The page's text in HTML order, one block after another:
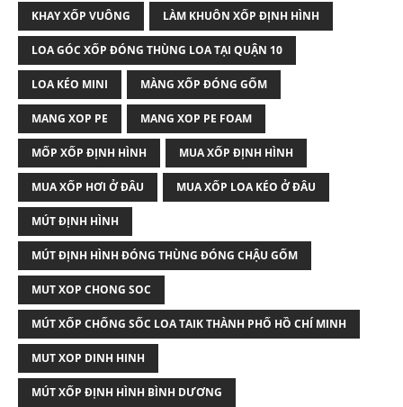
KHAY XỐP VUÔNG LÀM KHUÔN XỐP ĐỊNH HÌNH
LOA GÓC XỐP ĐÓNG THÙNG LOA TẠI QUẬN 10
LOA KÉO MINI MÀNG XỐP ĐÓNG GỐM
MANG XOP PE MANG XOP PE FOAM
MỐP XỐP ĐỊNH HÌNH MUA XỐP ĐỊNH HÌNH
MUA XỐP HƠI Ở ĐÂU MUA XỐP LOA KÉO Ở ĐÂU
MÚT ĐỊNH HÌNH
MÚT ĐỊNH HÌNH ĐÓNG THÙNG ĐÓNG CHẬU GỐM
MUT XOP CHONG SOC
MÚT XỐP CHỐNG SỐC LOA TAIK THÀNH PHỐ HỒ CHÍ MINH
MUT XOP DINH HINH
MÚT XỐP ĐỊNH HÌNH BÌNH DƯƠNG